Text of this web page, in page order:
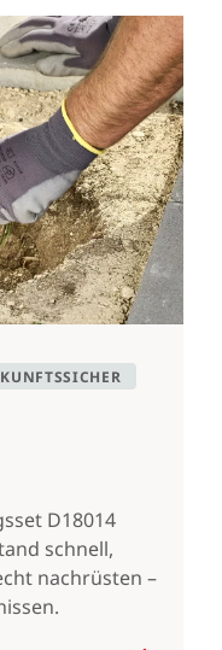
D18014
schnell,
nachrüsten –